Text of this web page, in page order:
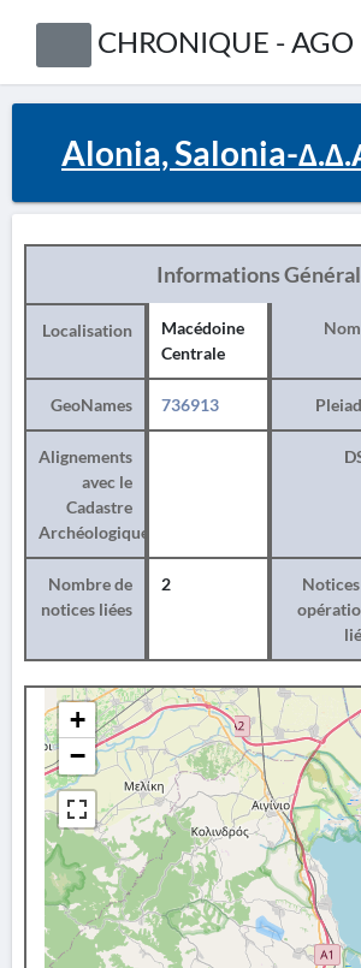
CHRONIQUE - AGO
Alonia, Salonia-
Informations
Localisation
Macédoine
Centrale
GeoNames 736913
Alignements
avec le
Cadastre
Archéologique
Nombre de
notices liées
2
+
−